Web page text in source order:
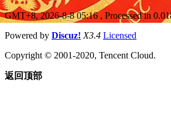
GMT+8, 2026-8-8 05:16, Processed in
Powered by Discuz! X3.4 Licensed
Copyright © 2001-2020, Tencent Cloud.
返回顶部